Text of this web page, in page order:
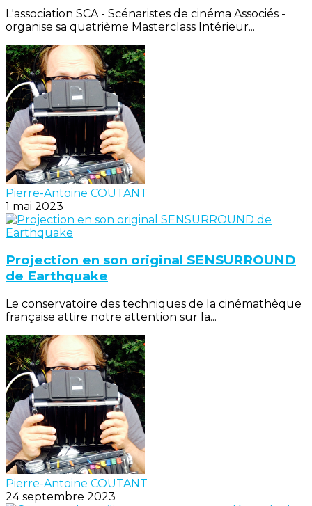
L'association SCA - Scénaristes de cinéma Associés -
organise sa quatrième Masterclass Intérieur...
Pierre-Antoine COUTANT
1 mai 2023
Projection en son original SENSURROUND
de Earthquake
Le conservatoire des techniques de la cinémathèque
française attire notre attention sur la...
Pierre-Antoine COUTANT
24 septembre 2023